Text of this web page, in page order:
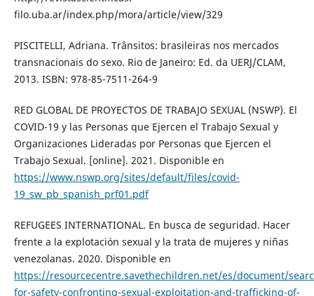
filo.uba.ar/index.php/mora/article/view/329
PISCITELLI, Adriana. Trânsitos: brasileiras nos mercados
transnacionais do sexo. Rio de Janeiro: Ed. da UERJ/CLAM,
2013. ISBN: 978-85-7511-264-9
RED GLOBAL DE PROYECTOS DE TRABAJO SEXUAL (NSWP). El
COVID-19 y las Personas que Ejercen el Trabajo Sexual y
Organizaciones Lideradas por Personas que Ejercen el
Trabajo Sexual. [online]. 2021. Disponible en
https://www.nswp.org/sites/default/files/covid-
19_sw_pb_spanish_prf01.pdf
REFUGEES INTERNATIONAL. En busca de seguridad. Hacer
frente a la explotación sexual y la trata de mujeres y niñas
venezolanas. 2020. Disponible en
https://resourcecentre.savethechildren.net/es/document/
for-safety-confronting-sexual-exploitation-and-trafficking-of-